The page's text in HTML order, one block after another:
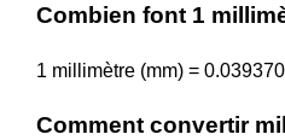
Combien font 1
1 millimètre (mm) =
Comment convertir